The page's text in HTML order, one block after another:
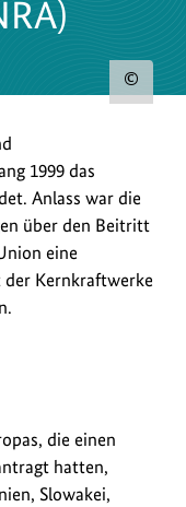
1999 das
Anlass war die
über den Beitritt
eine
der Kernkraftwerke
die einen
hatten,
Slowakei,